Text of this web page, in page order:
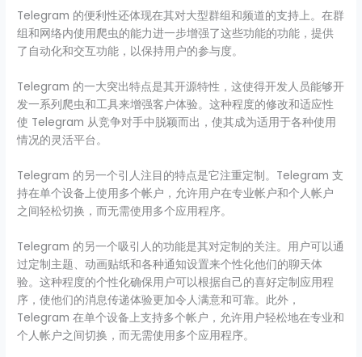
Telegram 的便利性还体现在其对大型群组和频道的支持上。在群
组和网络内使用爬虫的能力进一步增强了这些功能的功能，提供
了自动化和交互功能，以保持用户的参与度。
Telegram 的一大突出特点是其开源特性，这使得开发人员能够开
发一系列爬虫和工具来增强客户体验。这种程度的修改和适应性
使 Telegram 从竞争对手中脱颖而出，使其成为适用于各种使用
情况的灵活平台。
Telegram 的另一个引人注目的特点是它注重定制。Telegram 支
持在单个设备上使用多个帐户，允许用户在专业帐户和个人帐户
之间轻松切换，而无需使用多个应用程序。
Telegram 的另一个吸引人的功能是其对定制的关注。用户可以通
过定制主题、动画贴纸和各种通知设置来个性化他们的聊天体
验。这种程度的个性化确保用户可以根据自己的喜好定制应用程
序，使他们的消息传递体验更加令人满意和可靠。此外，
Telegram 在单个设备上支持多个帐户，允许用户轻松地在专业和
个人帐户之间切换，而无需使用多个应用程序。